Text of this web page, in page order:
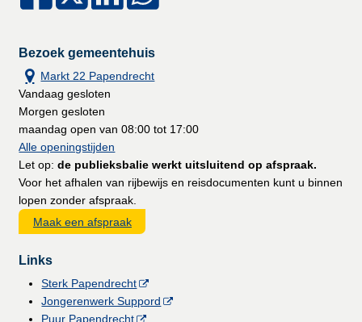
Bezoek gemeentehuis
Markt 22 Papendrecht
Vandaag gesloten
Morgen gesloten
maandag open van 08:00 tot 17:00
Alle openingstijden
Let op:de publieksbalie werkt uitsluitend op afspraak.
Voor het afhalen van rijbewijs en reisdocumenten kunt u binnen
lopen zonder afspraak.
Maak een afspraak
Links
Sterk Papendrecht
Jongerenwerk Suppord
Puur Papendrecht